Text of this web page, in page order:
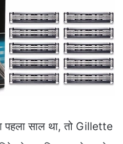
पहला साल था, तो Gillette